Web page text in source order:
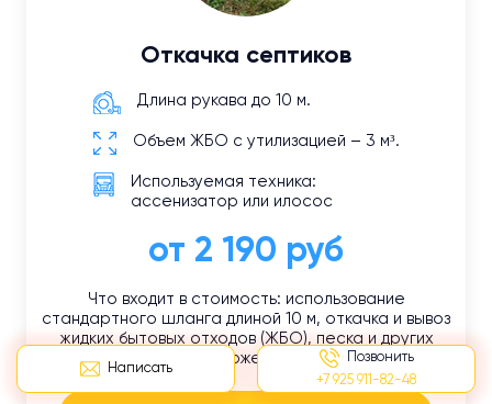
Написать
Позвонить
+7 925 911-82-48
Откачка септиков
Длина рукава до 10 м.
Объем ЖБО с утилизацией – 3 м³.
Используемая техника:
ассенизатор или илосос
от 2 190 руб
Что входит в стоимость: использование
стандартного шланга длиной 10 м, откачка и вывоз
жидких бытовых отходов (ЖБО), песка и других
отложений.